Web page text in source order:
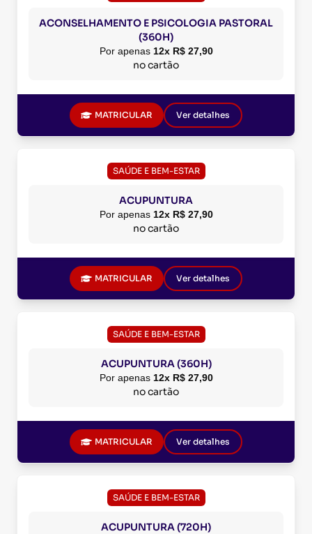
ACONSELHAMENTO E PSICOLOGIA PASTORAL
(360H)
Por apenas 12x R$ 27,90
no cartão
MATRICULAR Ver detalhes
SAÚDE E BEM-ESTAR
ACUPUNTURA
Por apenas 12x R$ 27,90
no cartão
MATRICULAR Ver detalhes
SAÚDE E BEM-ESTAR
ACUPUNTURA (360H)
Por apenas 12x R$ 27,90
no cartão
MATRICULAR Ver detalhes
SAÚDE E BEM-ESTAR
ACUPUNTURA (720H)